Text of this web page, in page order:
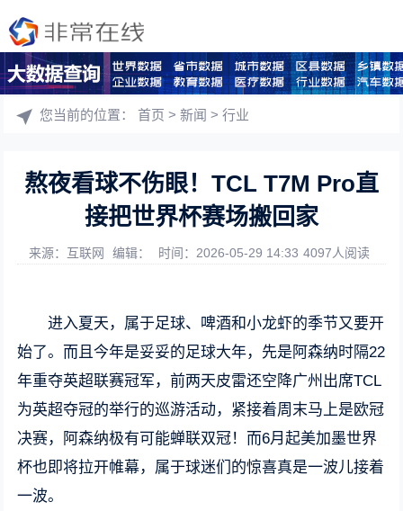
您当前的位置：首页 >新闻 >行业
熬夜看球不伤眼！TCL T7M Pro直
接把世界杯赛场搬回家
来源：互联网 编辑： 时间：2026-05-29 14:33 4097人阅读
进入夏天，属于足球、啤酒和小龙虾的季节又要开
始了。而且今年是妥妥的足球大年，先是阿森纳时隔22
年重夺英超联赛冠军，前两天皮雷还空降广州出席TCL
为英超夺冠的举行的巡游活动，紧接着周末马上是欧冠
决赛，阿森纳极有可能蝉联双冠！而6月起美加墨世界
杯也即将拉开帷幕，属于球迷们的惊喜真是一波儿接着
一波。